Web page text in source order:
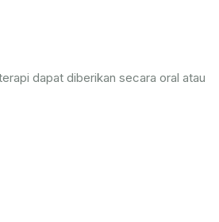
dapat diberikan secara oral atau